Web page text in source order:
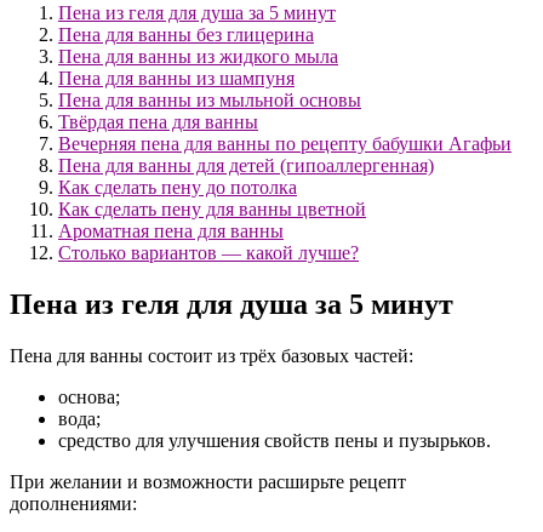
Пена из геля для душа за 5 минут
Пена для ванны без глицерина
Пена для ванны из жидкого мыла
Пена для ванны из шампуня
Пена для ванны из мыльной основы
Твёрдая пена для ванны
Вечерняя пена для ванны по рецепту бабушки Агафьи
Пена для ванны для детей (гипоаллергенная)
Как сделать пену до потолка
Как сделать пену для ванны цветной
Ароматная пена для ванны
Столько вариантов — какой лучше?
Пена из геля для душа за 5 минут
Пена для ванны состоит из трёх базовых частей:
основа;
вода;
средство для улучшения свойств пены и пузырьков.
При желании и возможности расширьте рецепт
дополнениями: